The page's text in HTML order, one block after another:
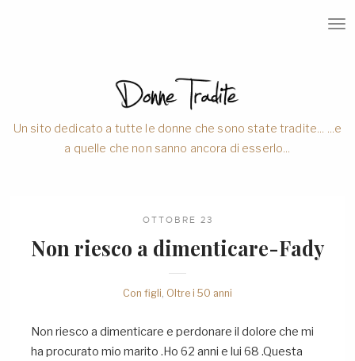
T
V
Un sito dedicato a tutte le donne che sono state tradite... ...e
a quelle che non sanno ancora di esserlo...
OTTOBRE 23
Non riesco a dimenticare-Fady
Con figli, Oltre i 50 anni
Non riesco a dimenticare e perdonare il dolore che mi
ha procurato mio marito .Ho 62 anni e lui 68 .Questa